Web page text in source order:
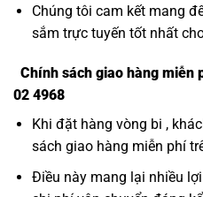
Chúng tôi cam kết mang
sắm trực tuyến tốt nhất
Chính sách giao hàng miễn
02 4968
Khi đặt hàng vòng bi ,
sách giao hàng miễn phí
Điều này mang lại nhiều